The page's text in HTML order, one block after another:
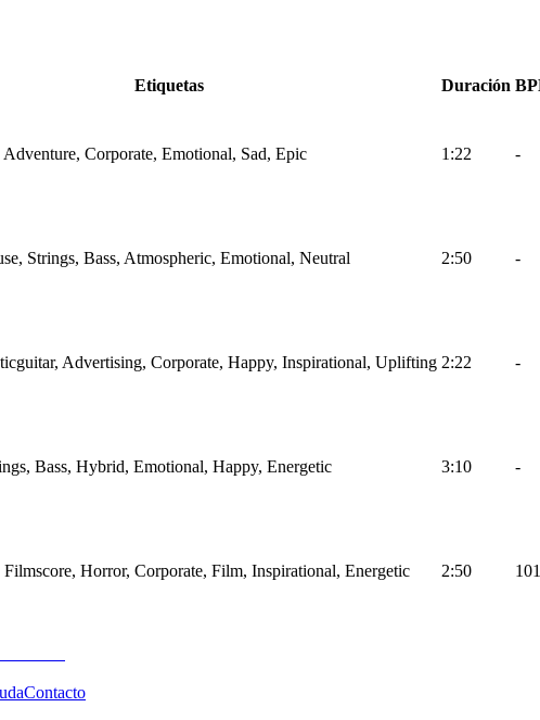
Etiquetas Duración
Adventure, Corporate, Emotional, Sad, Epic 1:22 -
Strings, Bass, Atmospheric, Emotional, Neutral 2:50 -
Advertising, Corporate, Happy, Inspirational, Uplifting 2:22 -
Bass, Hybrid, Emotional, Happy, Energetic 3:10 -
Filmscore, Horror, Corporate, Film, Inspirational, Energetic 2:50 101
Contacto